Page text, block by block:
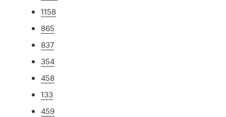
1158
865
837
354
458
133
459